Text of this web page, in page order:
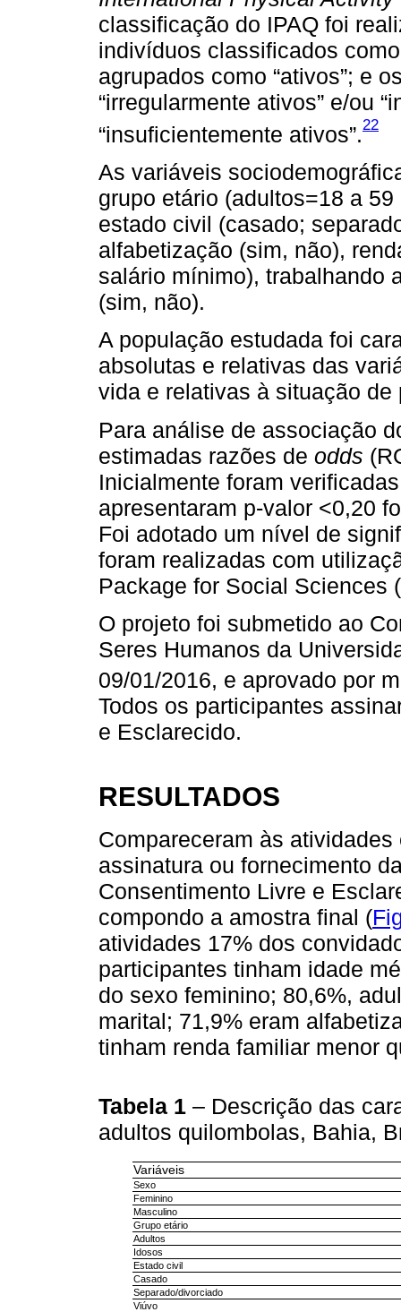
classificação do IPAQ foi
indivíduos classificados como
agrupados como “ativos”; e
“irregularmente ativos” e/ou
“insuficientemente ativos”.22
As variáveis
grupo etário (adultos=18 a
estado civil (casado;
alfabetização (sim, não),
salário mínimo), trabalhando
(sim, não).
A população estudada foi
absolutas e relativas das
vida e relativas à situação de
Para análise de associação
estimadas razões de odds
Inicialmente foram
apresentaram p-valor <0,20
Foi adotado um nível de
foram realizadas com
Package for Social Sciences
O projeto foi submetido ao
Seres Humanos da
09/01/2016, e aprovado por
Todos os participantes
e Esclarecido.
RESULTADOS
Compareceram às
assinatura ou fornecimento
Consentimento Livre e
compondo a amostra final (
atividades 17% dos
participantes tinham idade
do sexo feminino; 80,6%,
marital; 71,9% eram
tinham renda familiar menor
Tabela 1 – Descrição das
adultos quilombolas, Bahia,
Variáveis
Sexo
Feminino
Masculino
Grupo etário
Adultos
Idosos
Estado civil
Casado
Separado/divorciado
Viúvo